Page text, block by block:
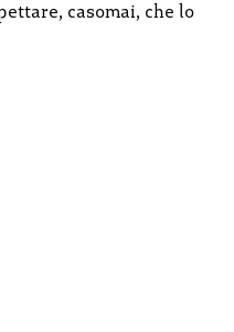
casomai, che lo